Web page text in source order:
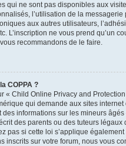
qui ne sont pas disponibles aux
l’utilisation de la messagerie
aux autres utilisateurs,
L’inscription ne vous prend qu’un
recommandons de le faire.
COPPA ?
« Child Online Privacy and
qui demande aux sites internet
des informations sur les mineurs
des parents ou des tuteurs légaux
pas si cette loi s’applique
inscrits sur votre forum, nous vous